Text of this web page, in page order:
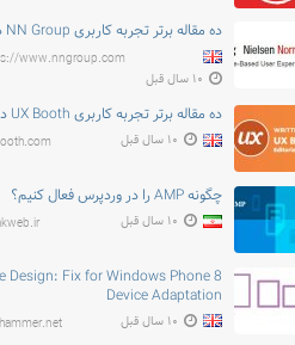
ده مقاله برتر تجربه کاربری NN Group در سال ۲۰۱۶
www.nngroup.com
۱۰ سال قبل
ده مقاله برتر تجربه کاربری UX Booth در سال ۲۰۱۶
۱۰ سال قبل
چگونه AMP را در وردپرس فعال کنیم؟
۱۰ سال قبل
Design: Fix for Windows Phone 8
Device Adaptation
۱۰ سال قبل